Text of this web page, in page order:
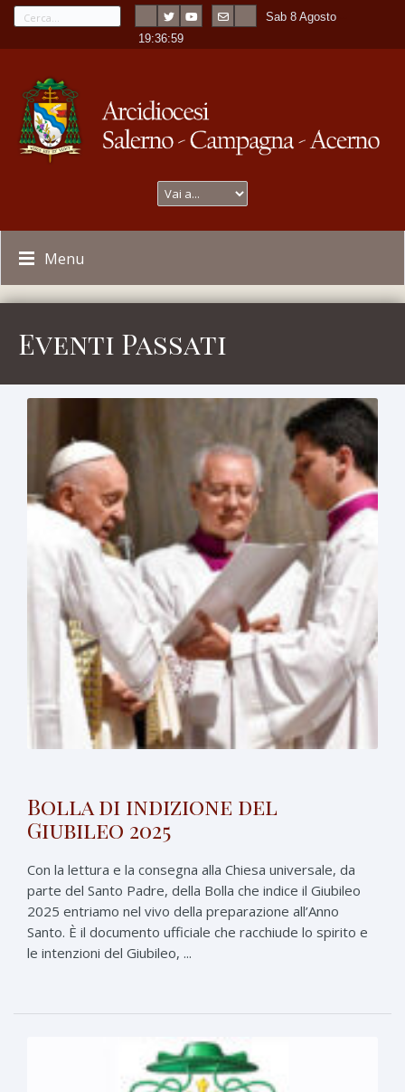
Sab 8 Agosto
19:37:00
Menu
Eventi Passati
Bolla di indizione del
Giubileo 2025
Con la lettura e la consegna alla Chiesa universale, da
parte del Santo Padre, della Bolla che indice il Giubileo
2025 entriamo nel vivo della preparazione all’Anno
Santo. È il documento ufficiale che racchiude lo spirito e
le intenzioni del Giubileo, ...